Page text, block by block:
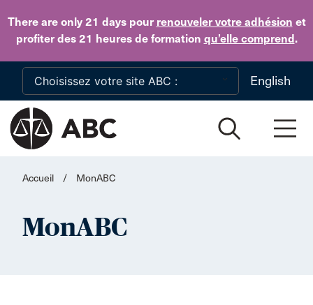
There are only 21 dayspour renouveler votre adhésion et
profiter des 21 heures de formation qu’elle comprend.
Skip to main content
English
Accueil / MonABC
MonABC